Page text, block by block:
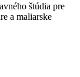
štúdia pre
a maliarske